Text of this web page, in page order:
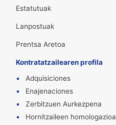
Estatutuak
Lanpostuak
Prentsa Aretoa
Kontratatzailearen profila
Adquisiciones
Enajenaciones
Zerbitzuen Aurkezpena
Hornitzaileen homologazioa